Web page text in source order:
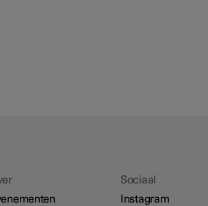
Sociaal
Instagram